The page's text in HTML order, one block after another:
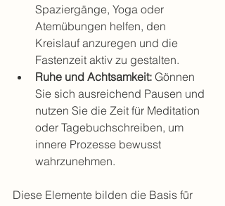
Spaziergänge, Yoga oder
Atemübungen helfen, den
Kreislauf anzuregen und die
Fastenzeit aktiv zu gestalten.
Ruhe und Achtsamkeit: Gönnen
Sie sich ausreichend Pausen und
nutzen Sie die Zeit für Meditation
oder Tagebuchschreiben, um
innere Prozesse bewusst
wahrzunehmen.
Diese Elemente bilden die Basis für